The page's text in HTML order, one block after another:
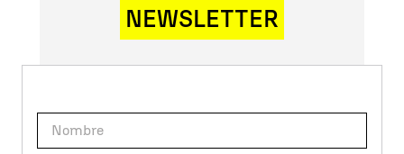
NEWSLETTER